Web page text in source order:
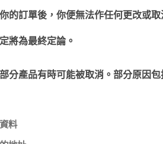
的訂單後，你便無法作任何更改或
將為最終定論。
分產品有時可能被取消。部分原因包
料